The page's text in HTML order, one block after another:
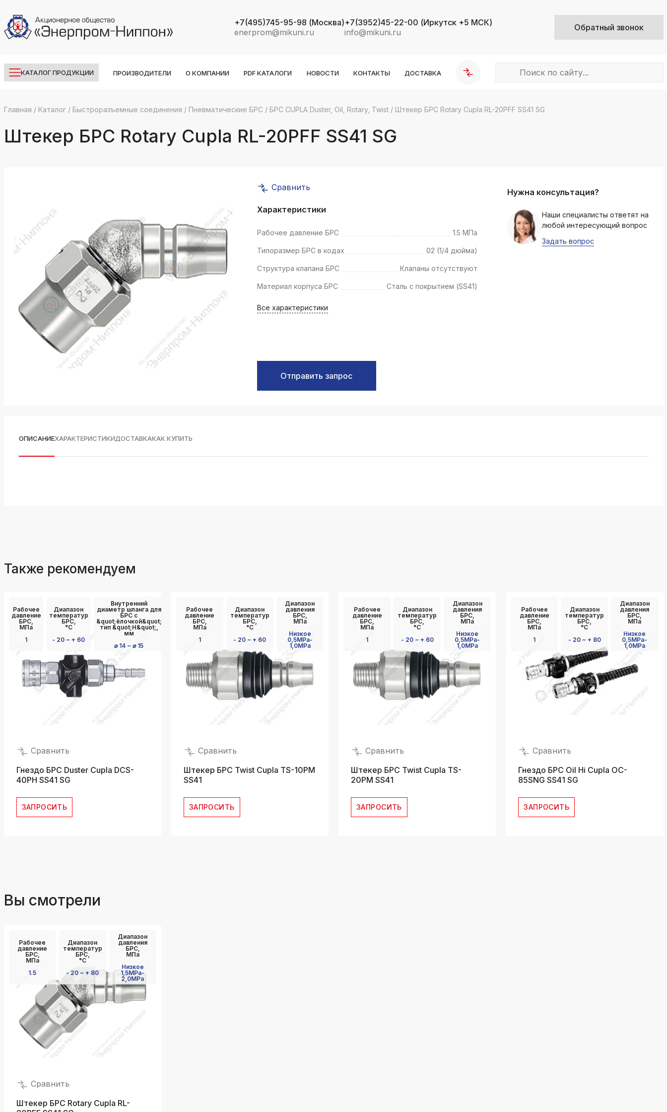
+7(495)745-95-98 (Москва)
enerprom@mikuni.ru
+7(3952)45-22-00 (Иркутск +5 МСК)
info@mikuni.ru
Обратный звонок
КАТАЛОГ ПРОДУКЦИИ ПРОИЗВОДИТЕЛИ О КОМПАНИИ PDF КАТАЛОГИ НОВОСТИ КОНТАКТЫ ДОСТАВКА
ksldkfjsdlfkjsls;ldfkgjsdl;kfkфыва
ksldkfjsdlfkjsls;ldfkgjsdl;kfkфыва
ksldkfjsdlfkjsls;ldfkgjsdl;kfkфыва
k
ksldkfjsdlfkjsls;ldfkgjsdl;kfkфыва
k
ksldkfjsdlfkjsls;ldfkgjsdl;kfkфыва
k
ksldkfjsdlfkjsls;ldfkgjsdl;kfkфыва
ksldkfjsdlfkjsls;ldfkgjsdl;kfkфыва
ksldkfjsdlfkjsls;ldfkgjsdl;kfkфыва
ksldkfjsdlfkjsls;ldfkgjsdl;kfkфыва
k
ksldkfjsdlfkjsls;ldfkgjsdl;kfkфыва
k
k
ksldkfjsdlfkjsls;ldfkgjsdl;kfkфыва
ksldkfjsdlfkjsls;ldfkgjsdl;kfkфыва
k
ksldkfjsdlfkjsls;ldfkgjsdl;kfkфыва
ksldkfjsdlfkjsls;ldfkgjsdl;kfkфыва
k
Главная / Каталог/ Быстроразъемные соединения / Пневматические БРС / БРС CUPLA Duster, Oil, Rotary, Twist/ Штекер БРС Rotary Cupla RL-20PFF SS41 SG
Штекер БРС Rotary Cupla RL-20PFF SS41 SG
Сравнить
Характеристики
Рабочее давление БРС 1.5 МПа
Типоразмер БРС в кодах 02 (1/4 дюйма)
Структура клапана БРС Клапаны отсутствуют
Материал корпуса БРС Сталь с покрытием (SS41)
Все характеристики
Отправить запрос
Нужна консультация?
Наши специалисты ответят на
любой интересующий вопрос
Задать вопрос
ОПИСАНИЕХАРАКТЕРИСТИКИДОСТАВКАКАК КУПИТЬ
Также рекомендуем
Рабочее
давление
БРС,
МПа
1
Диапазон
температур
БРС,
°C
- 20 ~ + 60
Внутренний
диаметр шланга для
БРС с
&quot;ёлочкой&quot;
тип &quot;Н&quot;,
мм
⌀ 14 ~ ⌀ 15
Сравнить
Гнездо БРС Duster Cupla DCS-
40PH SS41 SG
ЗАПРОСИТЬ
Рабочее
давление
БРС,
МПа
1
Диапазон
температур
БРС,
°C
- 20 ~ + 60
Диапазон
давления
БРС,
МПа
Низкое
0,5MPa-
1,0MPa
Сравнить
Штекер БРС Twist Cupla TS-10PM
SS41
ЗАПРОСИТЬ
Рабочее
давление
БРС,
МПа
1
Диапазон
температур
БРС,
°C
- 20 ~ + 60
Диапазон
давления
БРС,
МПа
Низкое
0,5MPa-
1,0MPa
Сравнить
Штекер БРС Twist Cupla TS-
20PM SS41
ЗАПРОСИТЬ
Рабочее
давление
БРС,
МПа
1
Диапазон
температур
БРС,
°C
- 20 ~ + 80
Диапазон
давления
БРС,
МПа
Низкое
0,5MPa-
1,0MPa
Сравнить
Гнездо БРС Oil Hi Cupla OC-
85SNG SS41 SG
ЗАПРОСИТЬ
Вы смотрели
Рабочее
давление
БРС,
МПа
1.5
Диапазон
температур
БРС,
°C
- 20 ~ + 80
Диапазон
давления
БРС,
МПа
Низкое
1,5MPa-
2,0MPa
Сравнить
Штекер БРС Rotary Cupla RL-